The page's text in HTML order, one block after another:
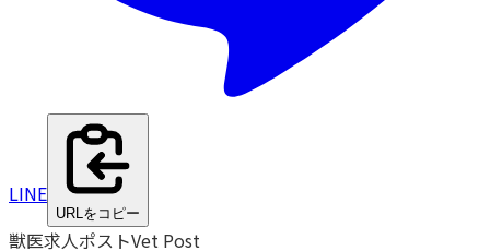
LINE
URLをコピー
獣医求人ポストVet Post